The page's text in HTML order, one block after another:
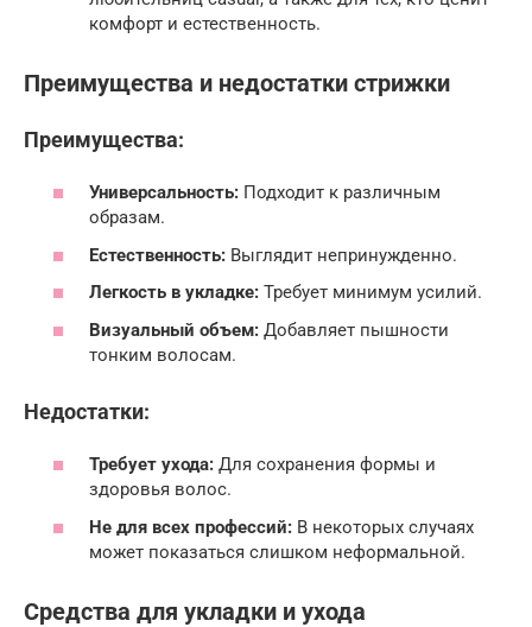
комфорт и естественность.
Преимущества и недостатки стрижки
Преимущества:
Универсальность: Подходит к различным
образам.
Естественность: Выглядит непринужденно.
Легкость в укладке: Требует минимум усилий.
Визуальный объем: Добавляет пышности
тонким волосам.
Недостатки:
Требует ухода: Для сохранения формы и
здоровья волос.
Не для всех профессий: В некоторых случаях
может показаться слишком неформальной.
Средства для укладки и ухода